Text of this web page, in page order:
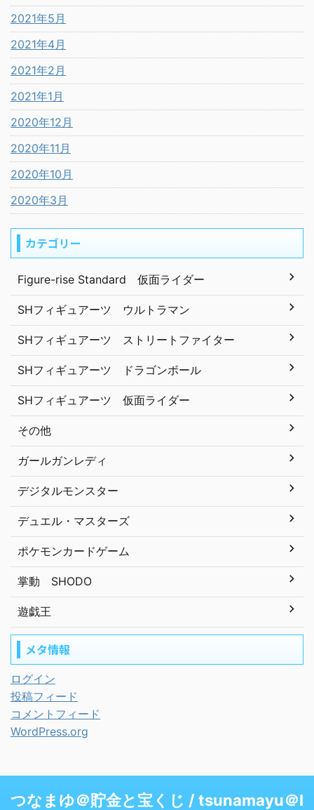
2021年5月
2021年4月
2021年2月
2021年1月
2020年12月
2020年11月
2020年10月
2020年3月
カテゴリー
Figure-rise Standard 仮面ライダー
SHフィギュアーツ ウルトラマン
SHフィギュアーツ ストリートファイター
SHフィギュアーツ ドラゴンボール
SHフィギュアーツ 仮面ライダー
その他
ガールガンレディ
デジタルモンスター
デュエル・マスターズ
ポケモンカードゲーム
掌動 SHODO
遊戯王
メタ情報
ログイン
投稿フィード
コメントフィード
WordPress.org
つなまゆ＠貯金と宝くじ / tsunamayu＠I